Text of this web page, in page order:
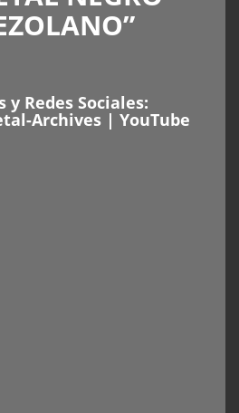
y Redes Sociales:
Archives| YouTube